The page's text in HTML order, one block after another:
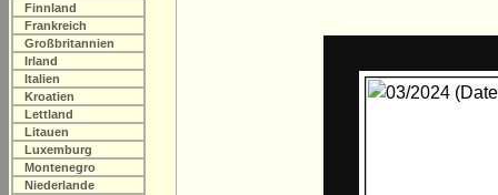
Finnland
Frankreich
Großbritannien
Irland
Italien
Kroatien
Lettland
Litauen
Luxemburg
Montenegro
Niederlande